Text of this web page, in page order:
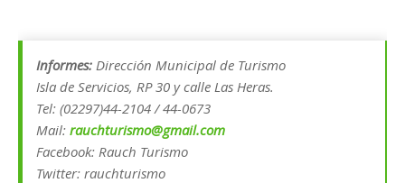
Informes: Dirección Municipal de Turismo
Isla de Servicios, RP 30 y calle Las Heras.
Tel: (02297)44-2104 / 44-0673
Mail: rauchturismo@gmail.com
Facebook: Rauch Turismo
Twitter: rauchturismo